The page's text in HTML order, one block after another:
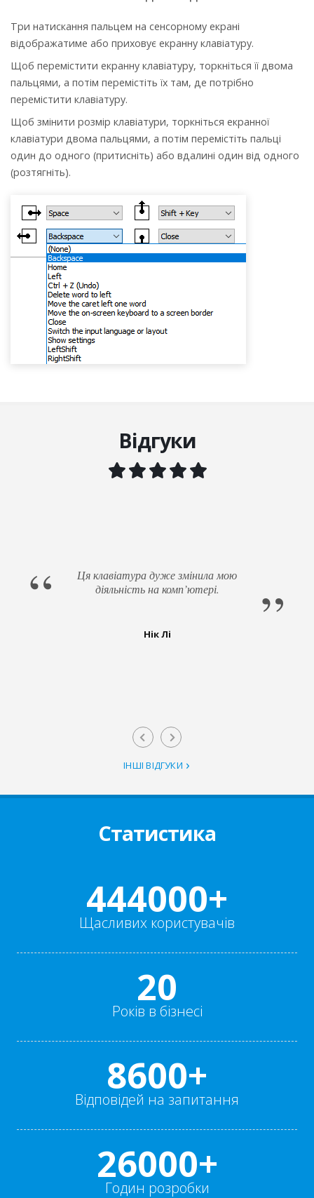
Три натискання пальцем на сенсорному екрані
відображатиме або приховує екранну клавіатуру.
Щоб перемістити екранну клавіатуру, торкніться її двома
пальцями, а потім перемістіть їх там, де потрібно
перемістити клавіатуру.
Щоб змінити розмір клавіатури, торкніться екранної
клавіатури двома пальцями, а потім перемістіть пальці
один до одного (притисніть) або вдалині один від одного
(розтягніть).
Відгуки
Ця клавіатура дуже змінила мою
діяльність на комп’ютері.
Нік Лі
ІНШІ ВІДГУКИ
Статистика
444000+
Щасливих користувачів
20
Років в бізнесі
8600+
Відповідей на запитання
26000+
Годин розробки